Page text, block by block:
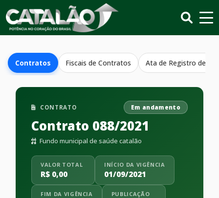
Contratos Fiscais de Contratos Ata de Registro de
CONTRATO Em andamento
Contrato 088/2021
Fundo municipal de saúde catalão
VALOR TOTAL
R$ 0,00
INÍCIO DA VIGÊNCIA
01/09/2021
FIM DA VIGÊNCIA PUBLICAÇÃO